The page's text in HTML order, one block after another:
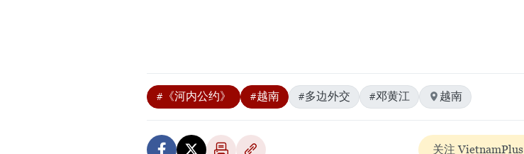
#《河内公约》 #越南 #多边外交 #邓黄江 越南
关注 VietnamPlus